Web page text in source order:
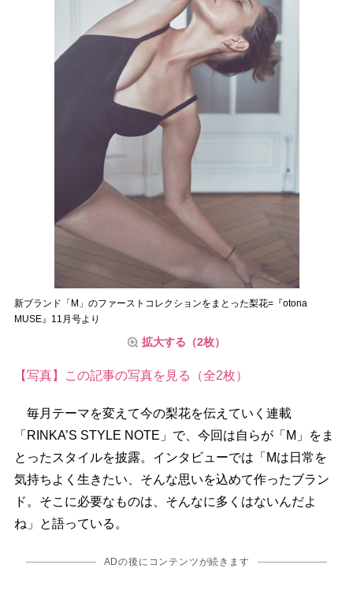
新ブランド「M」のファーストコレクションをまとった梨花=『otona
MUSE』11月号より
拡大する（2枚）
【写真】この記事の写真を見る（全2枚）
毎月テーマを変えて今の梨花を伝えていく連載
「RINKA’S STYLE NOTE」で、今回は自らが「M」をま
とったスタイルを披露。インタビューでは「Mは日常を
気持ちよく生きたい、そんな思いを込めて作ったブラン
ド。そこに必要なものは、そんなに多くはないんだよ
ね」と語っている。
ADの後にコンテンツが続きます